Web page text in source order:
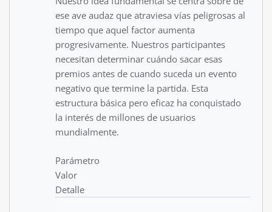
ese ave audaz que atraviesa vías peligrosas al
tiempo que aquel factor aumenta
progresivamente. Nuestros participantes
necesitan determinar cuándo sacar esas
premios antes de cuando suceda un evento
negativo que termine la partida. Esta
estructura básica pero eficaz ha conquistado
la interés de millones de usuarios
mundialmente.
Parámetro
Valor
Detalle